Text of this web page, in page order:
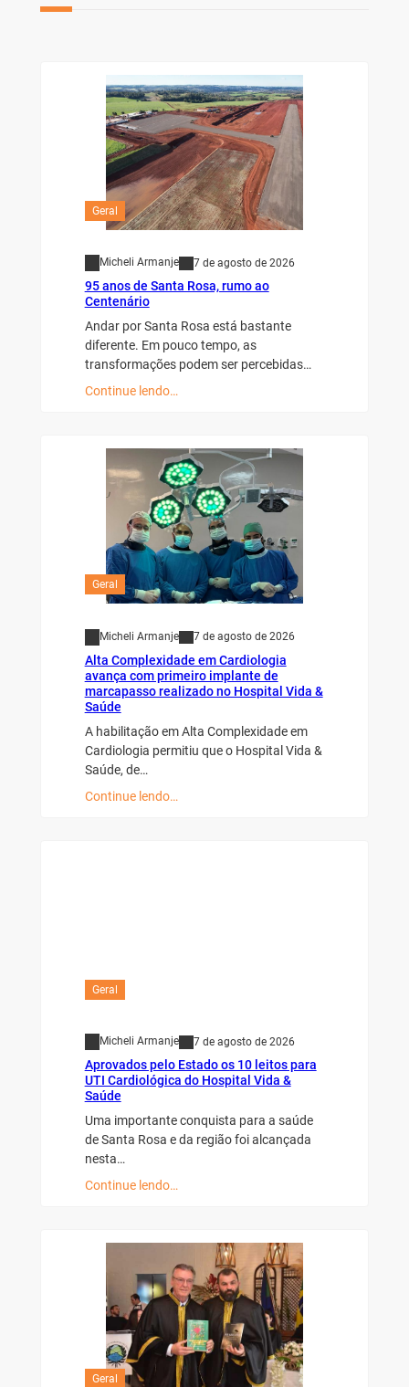
Geral
Micheli Armanje 7 de agosto de 2026
95 anos de Santa Rosa, rumo ao
Centenário
Andar por Santa Rosa está bastante
diferente. Em pouco tempo, as
transformações podem ser percebidas…
Continue lendo…
Geral
Micheli Armanje 7 de agosto de 2026
Alta Complexidade em Cardiologia
avança com primeiro implante de
marcapasso realizado no Hospital Vida &
Saúde
A habilitação em Alta Complexidade em
Cardiologia permitiu que o Hospital Vida &
Saúde, de…
Continue lendo…
Geral
Micheli Armanje 7 de agosto de 2026
Aprovados pelo Estado os 10 leitos para
UTI Cardiológica do Hospital Vida &
Saúde
Uma importante conquista para a saúde
de Santa Rosa e da região foi alcançada
nesta…
Continue lendo…
Geral